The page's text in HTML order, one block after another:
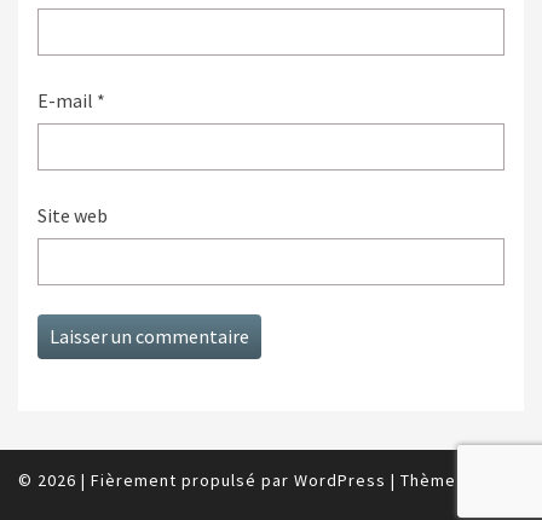
E-mail *
Site web
© 2026 | Fièrement propulsé par WordPress | Thème :